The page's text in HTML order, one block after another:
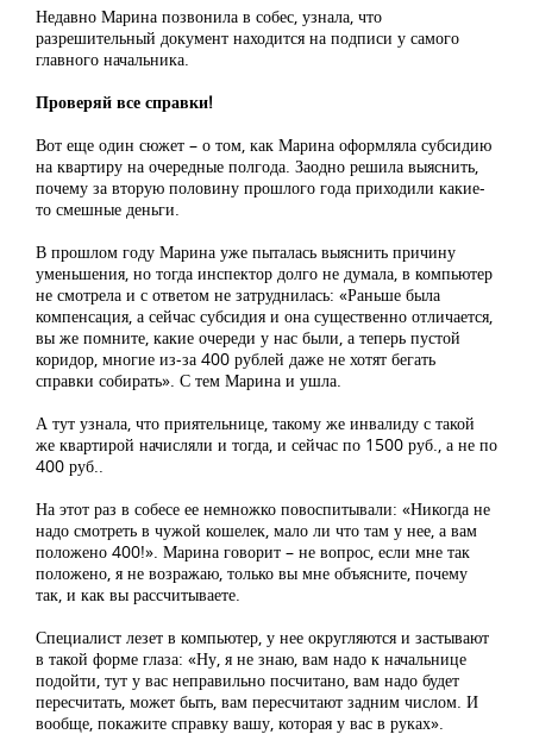
Недавно Марина позвонила в собес, узнала, что
разрешительный документ находится на подписи у самого
главного начальника.
Проверяй все справки!
Вот еще один сюжет – о том, как Марина оформляла субсидию
на квартиру на очередные полгода. Заодно решила выяснить,
почему за вторую половину прошлого года приходили какие-
то смешные деньги.
В прошлом году Марина уже пыталась выяснить причину
уменьшения, но тогда инспектор долго не думала, в компьютер
не смотрела и с ответом не затруднилась: «Раньше была
компенсация, а сейчас субсидия и она существенно отличается,
вы же помните, какие очереди у нас были, а теперь пустой
коридор, многие из-за 400 рублей даже не хотят бегать
справки собирать». С тем Марина и ушла.
А тут узнала, что приятельнице, такому же инвалиду с такой
же квартирой начисляли и тогда, и сейчас по 1500 руб., а не по
400 руб..
На этот раз в собесе ее немножко повоспитывали: «Никогда не
надо смотреть в чужой кошелек, мало ли что там у нее, а вам
положено 400!». Марина говорит – не вопрос, если мне так
положено, я не возражаю, только вы мне объясните, почему
так, и как вы рассчитываете.
Специалист лезет в компьютер, у нее округляются и застывают
в такой форме глаза: «Ну, я не знаю, вам надо к начальнице
подойти, тут у вас неправильно посчитано, вам надо будет
пересчитать, может быть, вам пересчитают задним числом. И
вообще, покажите справку вашу, которая у вас в руках».